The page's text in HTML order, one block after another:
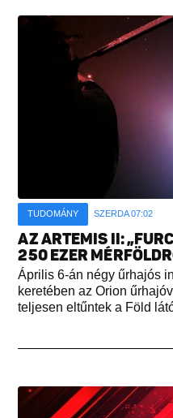
TUDOMÁNY SZERDA 07:02
AZ ARTEMIS II:
250 EZER
Április 6-án négy űrhajós
keretében az Orion
teljesen eltűntek a Föld